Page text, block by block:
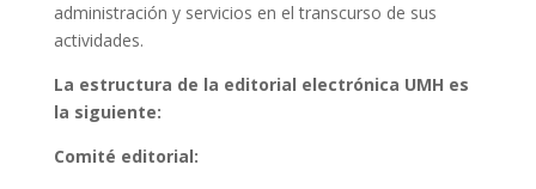
administración y servicios en el transcurso de sus
actividades.
La estructura de la editorial electrónica UMH es
la siguiente:
Comité editorial: